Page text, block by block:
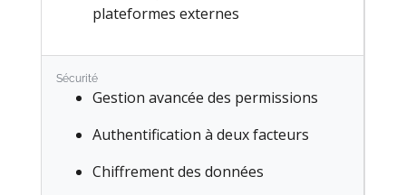
Services sur site
Assistance
Planification
Rendez-vous
Inventaire
plateformes externes
Sécurité
Gestion avancée des permissions
Authentification à deux facteurs
Chiffrement des données